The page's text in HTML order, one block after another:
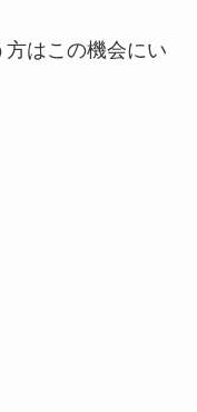
はこの機会にい